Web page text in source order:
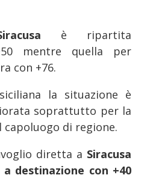
è ripartita
mentre quella per
con +76.
la situazione è
soprattutto per la
di regione.
diretta a Siracusa
destinazione con +40